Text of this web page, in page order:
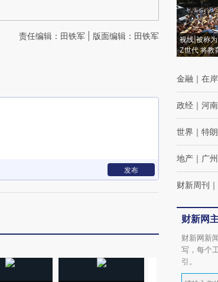
责任编辑：田铁军 | 版面编辑：田铁军
发布
视线|被称
Z世代 将教
金融 ｜ 在
政经 ｜ 河
世界 ｜ 特
地产 ｜ 广
财新周刊 ｜
财新网
财新网新
写，每个
引。